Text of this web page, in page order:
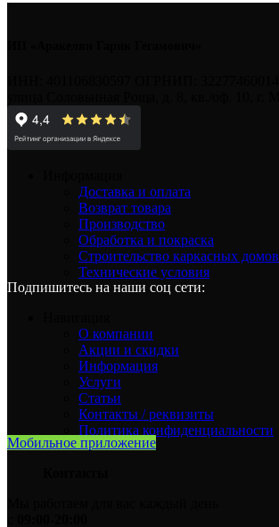
Доставка и оплата
Возврат товара
Производство
Обработка и покраска
Строительство каркасных домов
Технические условия
Подпишитесь на наши соц сети:
О компании
Акции и скидки
Информация
Услуги
Статьи
Контакты / реквизиты
Политика конфиденциальности
Мобильное приложение